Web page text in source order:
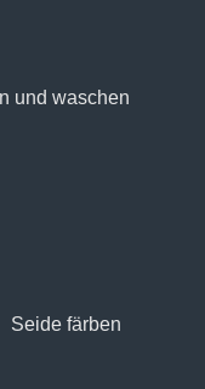
und waschen
Seide färben